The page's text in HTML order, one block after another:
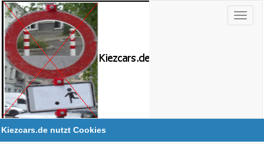
Kiezcars.de nutzt Cookies